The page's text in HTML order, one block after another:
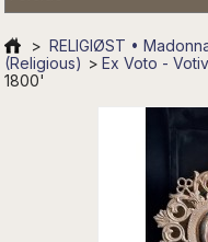
> RELIGIØST •
(Religious) > Ex Voto - Votiv
1800'